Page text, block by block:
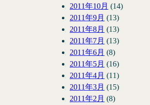
2011年10月 (14)
2011年9月 (13)
2011年8月 (13)
2011年7月 (13)
2011年6月 (8)
2011年5月 (16)
2011年4月 (11)
2011年3月 (15)
2011年2月 (8)